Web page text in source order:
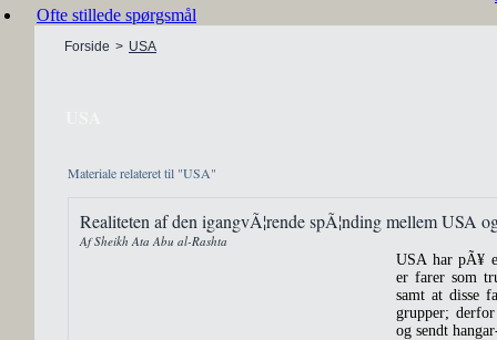
Ofte stillede spørgsmål
Forside > USA
Materiale relateret til "USA"
Realiteten af den igangvÃ¦rende spÃ¦nding mellem USA
Af Sheikh Ata Abu al-Rashta
USA har pÃ¥
er farer som
samt at disse
grupper;
og sendt